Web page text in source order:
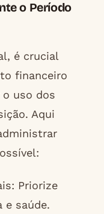
o Período
é crucial
financeiro
uso dos
Aqui
Priorize
e saúde.